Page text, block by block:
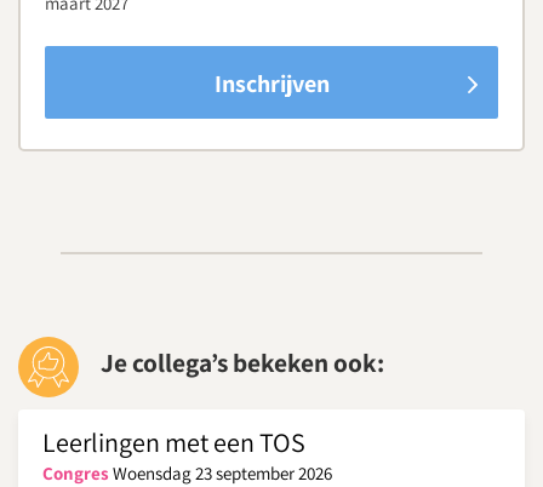
Inschrijven
Je collega’s bekeken ook:
Leerlingen met een TOS
Congres Woensdag 23 september 2026